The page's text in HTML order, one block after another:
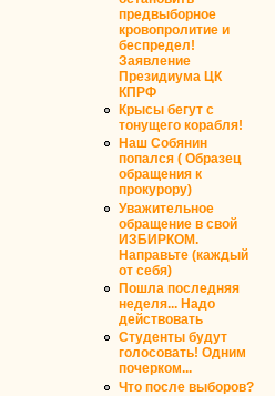
предвыборное
кровопролитие и
беспредел!
Заявление
Президиума ЦК
КПРФ
Крысы бегут с
тонущего корабля!
Наш Собянин
попался ( Образец
обращения к
прокурору)
Уважительное
обращение в свой
ИЗБИРКОМ.
Направьте (каждый
от себя)
Пошла последняя
неделя... Надо
действовать
Студенты будут
голосовать! Одним
почерком...
Что после выборов?